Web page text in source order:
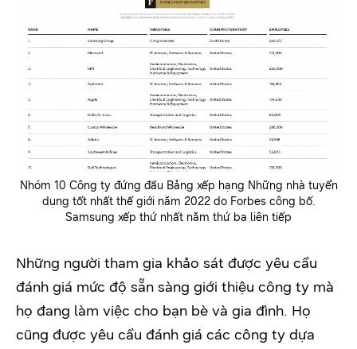
Nhóm 10 Công ty đứng đầu Bảng xếp hạng Những nhà tuyển
dụng tốt nhất thế giới năm 2022 do Forbes công bố.
Samsung xếp thứ nhất năm thứ ba liên tiếp
Những người tham gia khảo sát được yêu cầu
đánh giá mức độ sẵn sàng giới thiệu công ty mà
họ đang làm việc cho bạn bè và gia đình. Họ
cũng được yêu cầu đánh giá các công ty dựa